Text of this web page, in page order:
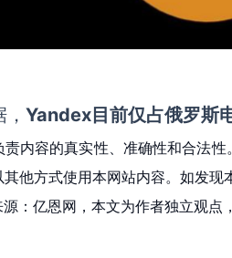
， Yandex目前仅占俄罗斯
内容的真实性、准确性和合法
他方式使用本网站内容。如发
：亿恩网，本文为作者独立观点